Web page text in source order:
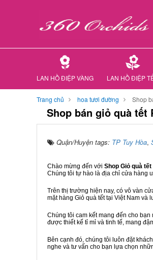
LAN HỒ ĐIỆP VÀNG LAN HỒ ĐIỆP
Trang chủ hoa tươi đường Shop
Shop bán giỏ quà tết
Quận/Huyện tags: TP Tuy Hòa,
Chào mừng đến với Shop Giỏ quà
Chúng tôi tự hào là địa chỉ cửa hàng
Trên thị trường hiện nay, có vô vàn
mặt hàng Giỏ quà tết tại Việt Nam và
Chúng tôi cam kết mang đến cho
được thiết kế tỉ mỉ và tinh tế, mang
Bên cạnh đó, chúng tôi luôn đặt
nghe và tư vấn cho bạn lựa chọn